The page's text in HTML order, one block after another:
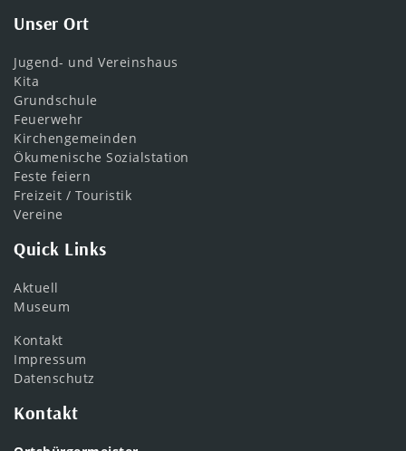
Unser Ort
Jugend- und Vereinshaus
Kita
Grundschule
Feuerwehr
Kirchengemeinden
Ökumenische Sozialstation
Feste feiern
Freizeit / Touristik
Vereine
Quick Links
Aktuell
Museum
Kontakt
Impressum
Datenschutz
Kontakt